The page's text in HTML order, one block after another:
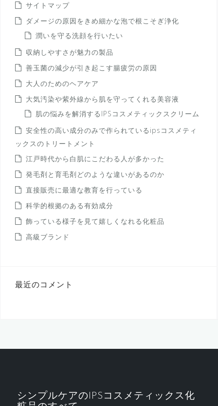
サイトマップ
ダメージの原因をきめ細かな泡で根こそぎ浄化
潤いを守る洗顔を行いたい
収納しやすさが魅力の製品
善玉菌の減少が引き起こす腸疲労の原因
大人のためのヘアケア
大気汚染や紫外線から肌を守ってくれる美容液
肌の悩みを解消するIPSコスメティックスクリーム
安全性の高い成分のみで作られているipsコスメティ
ックスのトリートメント
江戸時代から白肌にこだわる人が多かった
発毛剤と育毛剤どのような違いがあるのか
直接販売に最適な教育を行っている
科学的根拠のある有効成分
飾っている様子を見て嬉しくなれる化粧品
高級ブランド
最近のコメント
シンプルケアのIPSコスメティックス化